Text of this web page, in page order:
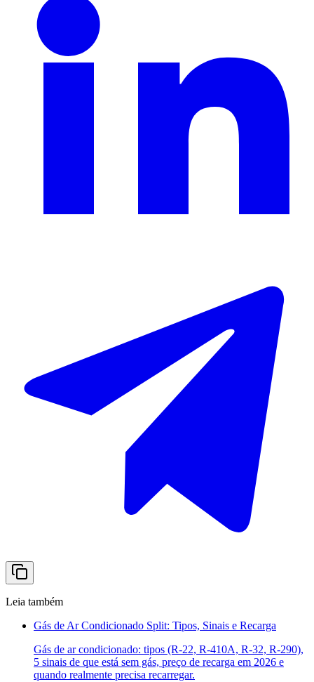
Leia também
Gás de Ar Condicionado Split: Tipos, Sinais e Recarga
Gás de ar condicionado: tipos (R-22, R-410A, R-32, R-290),
5 sinais de que está sem gás, preço de recarga em 2026 e
quando realmente precisa recarregar.